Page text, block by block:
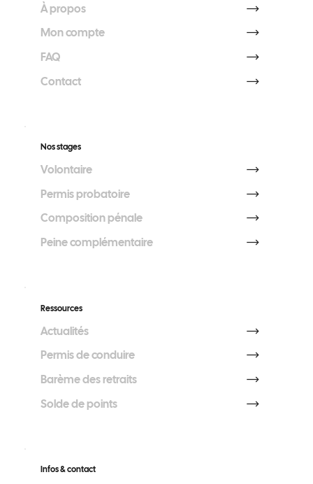
Ressources
Actualités
Permis de conduire
Barème des retraits
Solde de points
Nos stages
Volontaire
Permis probatoire
Composition pénale
Peine complémentaire
Infos & contact
À propos
Mon compte
FAQ
Contact